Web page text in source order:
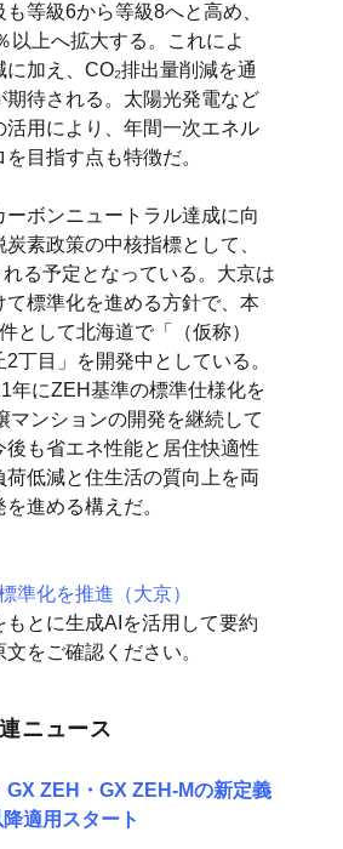
等級6から等級8へと高め、
以上へ拡大する。これによ
加え、CO₂排出量削減を通
期待される。太陽光発電など
用により、年間一次エネル
目指す点も特徴だ。
ボンニュートラル達成に向
素政策の中核指標として、
る予定となっている。大京は
て標準化を進める方針で、本
として北海道で「（仮称）
丁目」を開発中としている。
年にZEH基準の標準仕様化を
マンションの開発を継続して
後も省エネ性能と居住快適性
低減と住生活の質向上を両
進める構えだ。
準化を推進（大京）
とに生成AIを活用して要約
をご確認ください。
ニュース
GX ZEH・GX ZEH-Mの新定義
適用スタート